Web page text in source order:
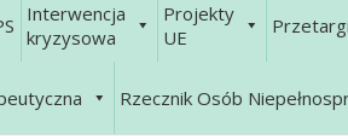
Interwencja
kryzysowa
Projekty
UE
Przetargi
Rzecznik Osób